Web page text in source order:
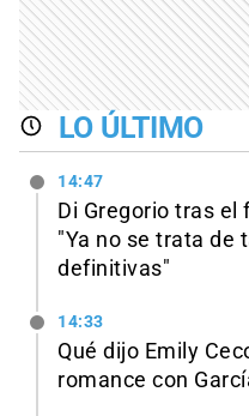
LO ÚLTIMO
14:47
Di Gregorio tras el
"Ya no se trata de
definitivas"
14:33
Qué dijo Emily
romance con